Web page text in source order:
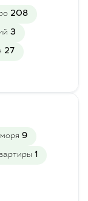
горках,
кухни.
района
есть
красоты,
легко
208
3
27
9
1